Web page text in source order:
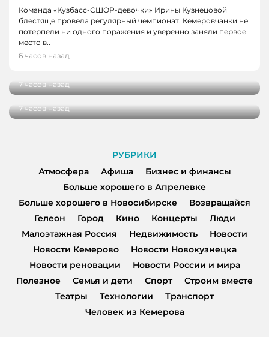
Команда «Кузбасс-СШОР-девочки» Ирины Кузнецовой
блестяще провела регулярный чемпионат. Кемеровчанки не
потерпели ни одного поражения и уверенно заняли первое
место в..
6 часов назад
НОВОСТИ
В Кузбассе школы здоровья посетили более
7 часов назад
НОВОСТИ
поставки топлива для аграриев
7 часов назад
РУБРИКИ
Атмосфера
Афиша
Бизнес и финансы
Больше хорошего в Апрелевке
Больше хорошего в Новосибирске
Возвращайся
Гелеон
Город Кино Концерты
Люди
Малоэтажная Россия
Недвижимость
Новости
Новости Кемерово
Новости Новокузнецка
Новости реновации
Новости России и мира
Полезное
Семья и дети Спорт
Строим вместе
Театры
Технологии
Транспорт
Человек из Кемерова